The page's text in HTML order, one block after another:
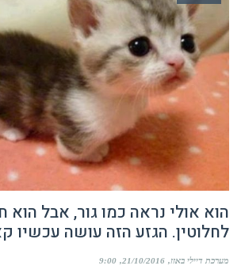
הוא אולי נראה כמו גור, אבל הוא
לחלוטין. הגזע הזה עושה עכשיו
מערכת דיילי באזז 21/10/2016
9:00